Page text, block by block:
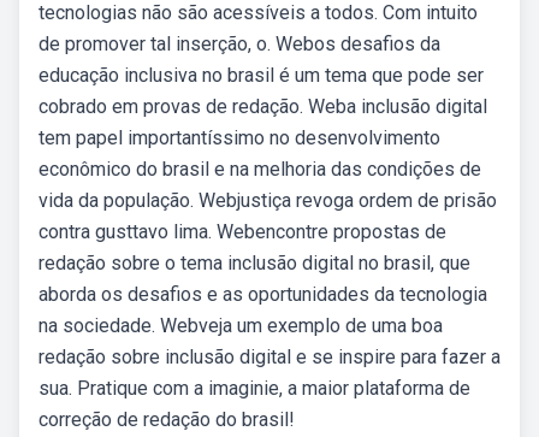
tecnologias não são acessíveis a todos. Com intuito
de promover tal inserção, o. Webos desafios da
educação inclusiva no brasil é um tema que pode ser
cobrado em provas de redação. Weba inclusão digital
tem papel importantíssimo no desenvolvimento
econômico do brasil e na melhoria das condições de
vida da população. Webjustiça revoga ordem de prisão
contra gusttavo lima. Webencontre propostas de
redação sobre o tema inclusão digital no brasil, que
aborda os desafios e as oportunidades da tecnologia
na sociedade. Webveja um exemplo de uma boa
redação sobre inclusão digital e se inspire para fazer a
sua. Pratique com a imaginie, a maior plataforma de
correção de redação do brasil!